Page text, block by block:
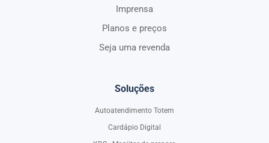
Imprensa
Planos e preços
Seja uma revenda
Soluções
Autoatendimento Totem
Cardápio Digital